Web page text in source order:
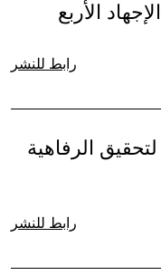
الأربع
رابط للنشر
الرفاهية
رابط للنشر